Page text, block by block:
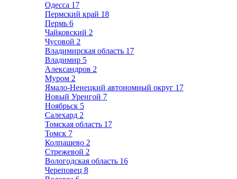
Одесса 17
Пермский край 18
Пермь 6
Чайковский 2
Чусовой 2
Владимирская область 17
Владимир 5
Александров 2
Муром 2
Ямало-Ненецкий автономный округ 17
Новый Уренгой 7
Ноябрьск 5
Салехард 2
Томская область 17
Томск 7
Колпашево 2
Стрежевой 2
Вологодская область 16
Череповец 8